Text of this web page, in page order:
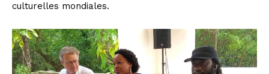
culturelles mondiales.